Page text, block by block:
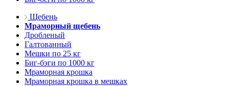
Щебень
Мраморный щебень
Дробленый
Галтованный
Мешки по 25 кг
Биг-бэги по 1000 кг
Мраморная крошка
Мраморная крошка в мешках